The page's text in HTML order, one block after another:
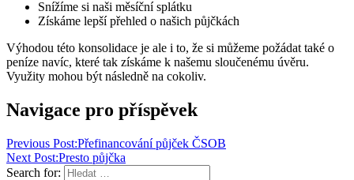
Snížíme si naši měsíční splátku
Získáme lepší přehled o našich půjčkách
Výhodou této konsolidace je ale i to, že si můžeme požádat také o
peníze navíc, které tak získáme k našemu sloučenému úvěru.
Využity mohou být následně na cokoliv.
Navigace pro příspěvek
Previous Post:Přefinancování půjček ČSOB
Next Post:Presto půjčka
Search for: